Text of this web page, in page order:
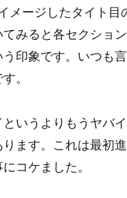
メージしたタイト目
みると各セクショ
う印象です。いつも
。
いうよりもうヤバ
ります。これは最初
コケました。